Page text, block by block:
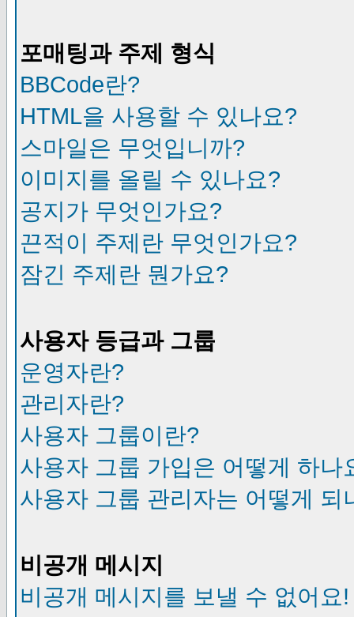
포매팅과 주제 형식
BBCode란?
HTML을 사용할 수 있나요?
스마일은 무엇입니까?
이미지를 올릴 수 있나요?
공지가 무엇인가요?
끈적이 주제란 무엇인가요?
잠긴 주제란 뭔가요?
사용자 등급과 그룹
운영자란?
관리자란?
사용자 그룹이란?
사용자 그룹 가입은 어떻게 하나
사용자 그룹 관리자는 어떻게 되
비공개 메시지
비공개 메시지를 보낼 수 없어요!